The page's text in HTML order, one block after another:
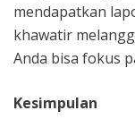
mendapatkan
khawatir
Anda bisa fokus
Kesimpulan